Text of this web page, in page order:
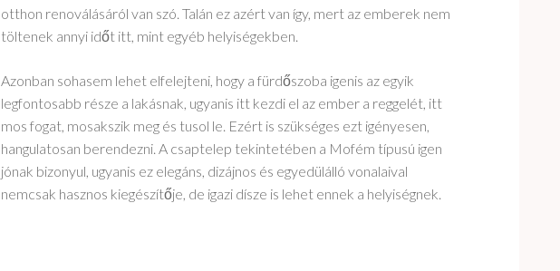
otthon renoválásáról van szó. Talán ez azért van így, mert az emberek nem
töltenek annyi időt itt, mint egyéb helyiségekben.
Azonban sohasem lehet elfelejteni, hogy a fürdőszoba igenis az egyik
legfontosabb része a lakásnak, ugyanis itt kezdi el az ember a reggelét, itt
mos fogat, mosakszik meg és tusol le. Ezért is szükséges ezt igényesen,
hangulatosan berendezni. A csaptelep tekintetében a Mofém típusú igen
jónak bizonyul, ugyanis ez elegáns, dizájnos és egyedülálló vonalaival
nemcsak hasznos kiegészítője, de igazi dísze is lehet ennek a helyiségnek.